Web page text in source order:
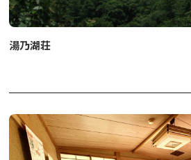
湯乃湖荘